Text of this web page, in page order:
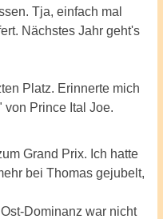
Tja, einfach mal
Nächstes Jahr geht's
Platz. Erinnerte mich
Prince Ital Joe.
Grand Prix. Ich hatte
bei Thomas gejubelt,
Dominanz war nicht